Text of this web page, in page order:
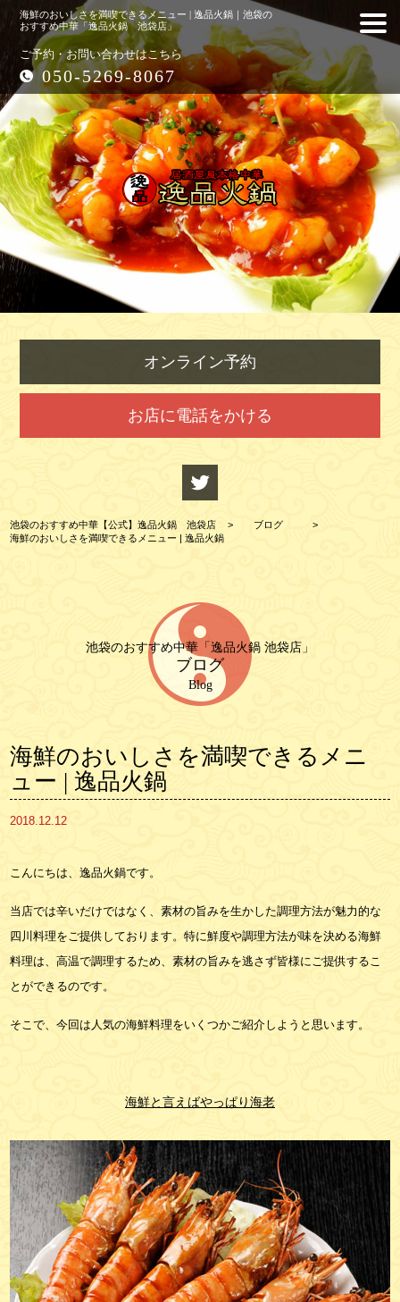
海鮮のおいしさを満喫できるメニュー | 逸品火鍋｜池袋の
おすすめ中華「逸品火鍋 池袋店」
ご予約・お問い合わせはこちら
050-5269-8067
オンライン予約
お店に電話をかける
池袋のおすすめ中華【公式】逸品火鍋 池袋店 > ブログ
>
海鮮のおいしさを満喫できるメニュー | 逸品火鍋
池袋のおすすめ中華「逸品火鍋 池袋店」
ブログ
Blog
海鮮のおいしさを満喫できるメニ
ュー | 逸品火鍋
2018.12.12
こんにちは、逸品火鍋です。
当店では辛いだけではなく、素材の旨みを生かした調理方法が魅力的な
四川料理をご提供しております。特に鮮度や調理方法が味を決める海鮮
料理は、高温で調理するため、素材の旨みを逃さず皆様にご提供するこ
とができるのです。
そこで、今回は人気の海鮮料理をいくつかご紹介しようと思います。
海鮮と言えばやっぱり海老